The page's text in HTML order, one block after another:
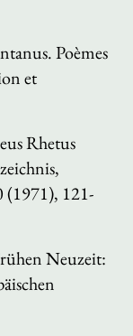
Poèmes
et
Rhetus
(1971), 121-
Neuzeit: